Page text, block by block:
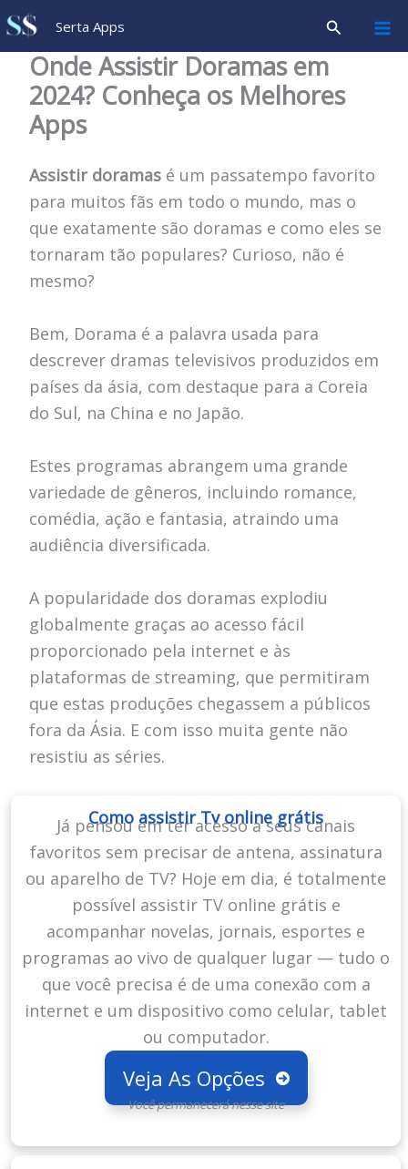
Ir
para
conteúdo
Serta Apps Pesquisar
Onde Assistir Doramas em
2024? Conheça os Melhores
Apps
Assistir doramasé um passatempo favorito
para muitos fãs em todo o mundo, mas o
que exatamente são doramas e como eles se
tornaram tão populares? Curioso, não é
mesmo?
Bem, Dorama é a palavra usada para
descrever dramas televisivos produzidos em
países da ásia, com destaque para a Coreia
do Sul, na China e no Japão.
Estes programas abrangem uma grande
variedade de gêneros, incluindo romance,
comédia, ação e fantasia, atraindo uma
audiência diversificada.
A popularidade dos doramas explodiu
globalmente graças ao acesso fácil
proporcionado pela internet e às
plataformas de streaming, que permitiram
que estas produções chegassem a públicos
fora da Ásia. E com isso muita gente não
resistiu as séries.
Como assistir Tv online grátis
Já pensou em ter acesso a seus canais
favoritos sem precisar de antena, assinatura
ou aparelho de TV? Hoje em dia, é totalmente
possível assistir TV online grátis e
acompanhar novelas, jornais, esportes e
programas ao vivo de qualquer lugar — tudo o
que você precisa é de uma conexão com a
internet e um dispositivo como celular, tablet
ou computador.
Veja As Opções
Você permanecerá nesse site